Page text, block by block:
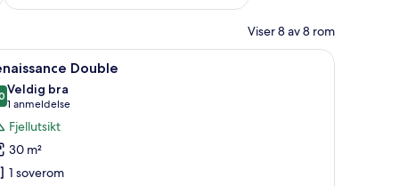
Viser 8 av 8 rom
allergitestet sengetøy og minibarRenaissance Double | Sengetøy i egyptisk
6 Double
av 10
Veldig bra
1 anmeldelse
(1
anmeldelse)
Fjellutsikt
30 m²
1 soverom